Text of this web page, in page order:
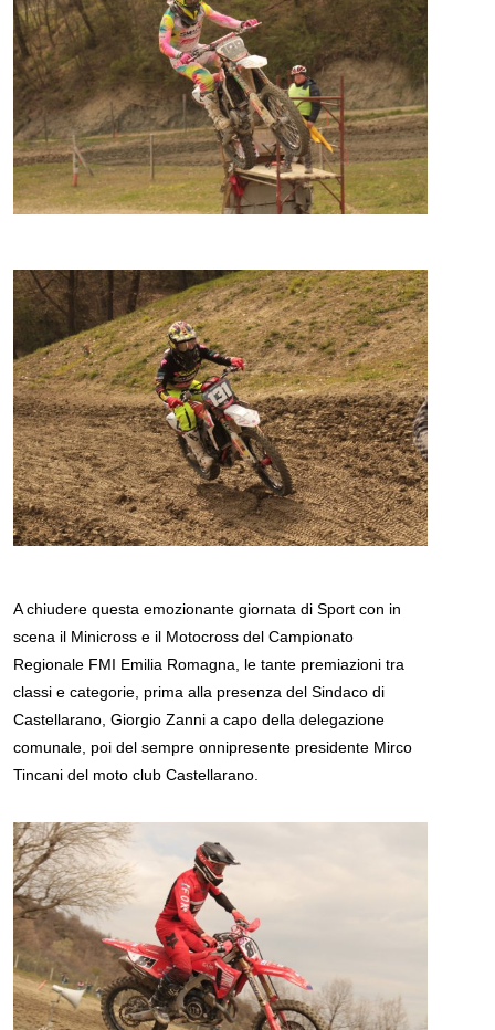
A chiudere questa emozionante giornata di Sport con in
scena il Minicross e il Motocross del Campionato
Regionale FMI Emilia Romagna, le tante premiazioni tra
classi e categorie, prima alla presenza del Sindaco di
Castellarano, Giorgio Zanni a capo della delegazione
comunale, poi del sempre onnipresente presidente Mirco
Tincani del moto club Castellarano.